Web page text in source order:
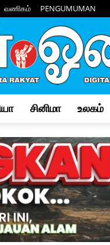
வணிகம் PENGUMUMAN
Osai
சினிமா உலகம்